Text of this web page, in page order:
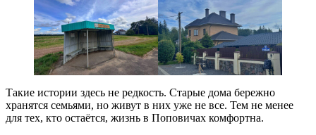
Такие истории здесь не редкость. Старые дома бережно
хранятся семьями, но живут в них уже не все. Тем не менее
для тех, кто остаётся, жизнь в Поповичах комфортна.